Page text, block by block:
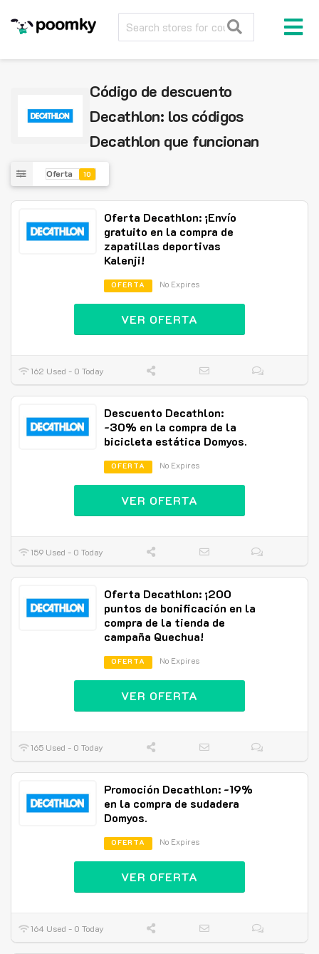
Código de descuento
Decathlon: los códigos
Decathlon que funcionan
Oferta 10
Oferta Decathlon: ¡Envío
gratuito en la compra de
zapatillas deportivas
Kalenji!
OFERTA No Expires
VER OFERTA
162 Used - 0 Today
Descuento Decathlon:
-30% en la compra de la
bicicleta estática Domyos.
OFERTA No Expires
VER OFERTA
159 Used - 0 Today
Oferta Decathlon: ¡200
puntos de bonificación en la
compra de la tienda de
campaña Quechua!
OFERTA No Expires
VER OFERTA
165 Used - 0 Today
Promoción Decathlon: -19%
en la compra de sudadera
Domyos.
OFERTA No Expires
VER OFERTA
164 Used - 0 Today